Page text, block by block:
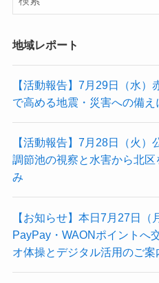
地域レポート
【活動報告】7月29日（水
で高める地震・災害への備え
【活動報告】7月28日（火
調節池の視察と水害から北
み
【お知らせ】本日7月27日
PayPay・WAONポイントへ
オ体操とデジタル活用のご案